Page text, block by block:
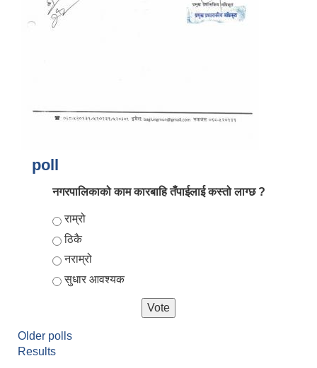
poll
नगरपालिकाको काम कारबाहि तँपाईलाई कस्तो लाग्छ ?
Choices
राम्रो
ठिकै
नराम्रो
सुधार आवश्यक
Older polls
Results